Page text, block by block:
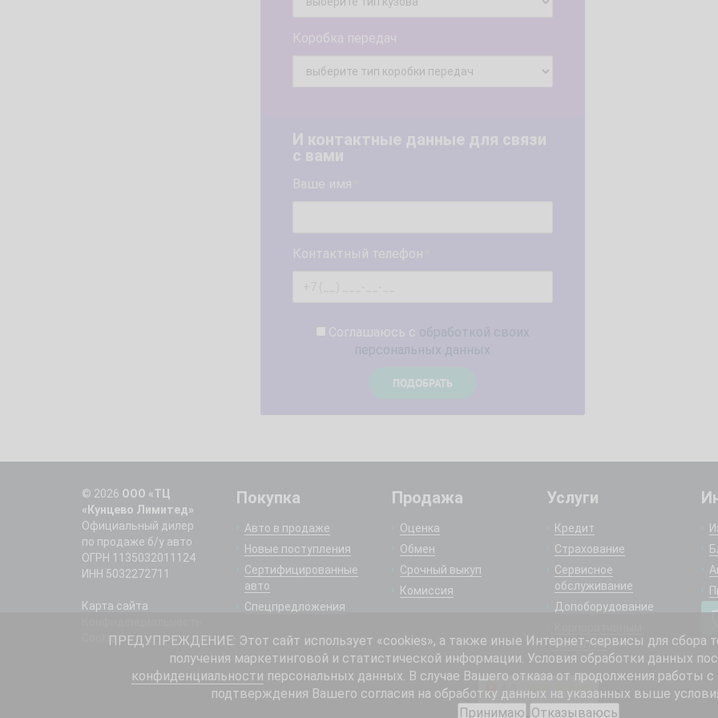
Коробка передач
И контактные данные для связи
с вами
Ваше имя
Контактный телефон
Соглашаюсь с обработкой своих
персональных данных
© 2026 ООО «ТЦ
«Кунцево Лимитед»
Официальный дилер
по продаже б/у авто
ОГРН 1135032011124
ИНН 5032272711
Карта сайта
Cookie
Покупка
Авто в продаже
Новые поступления
Сертифицированные
авто
Спецпредложения
Продажа
Оценка
Обмен
Срочный выкуп
Комиссия
Услуги
Кредит
Страхование
Сервисное
обслуживание
Допоборудование
клиентам
ПРЕДУПРЕЖДЕНИЕ: Этот сайт использует «cookies», а также иные Интернет-сервисы для сбора
получения маркетинговой и статистической информации. Условия обработки данных
конфиденциальности персональных данных. В случае Вашего отказа от продолжения
подтверждения Вашего согласия на обработку данных на указанных выше
Принимаю Отказываюсь